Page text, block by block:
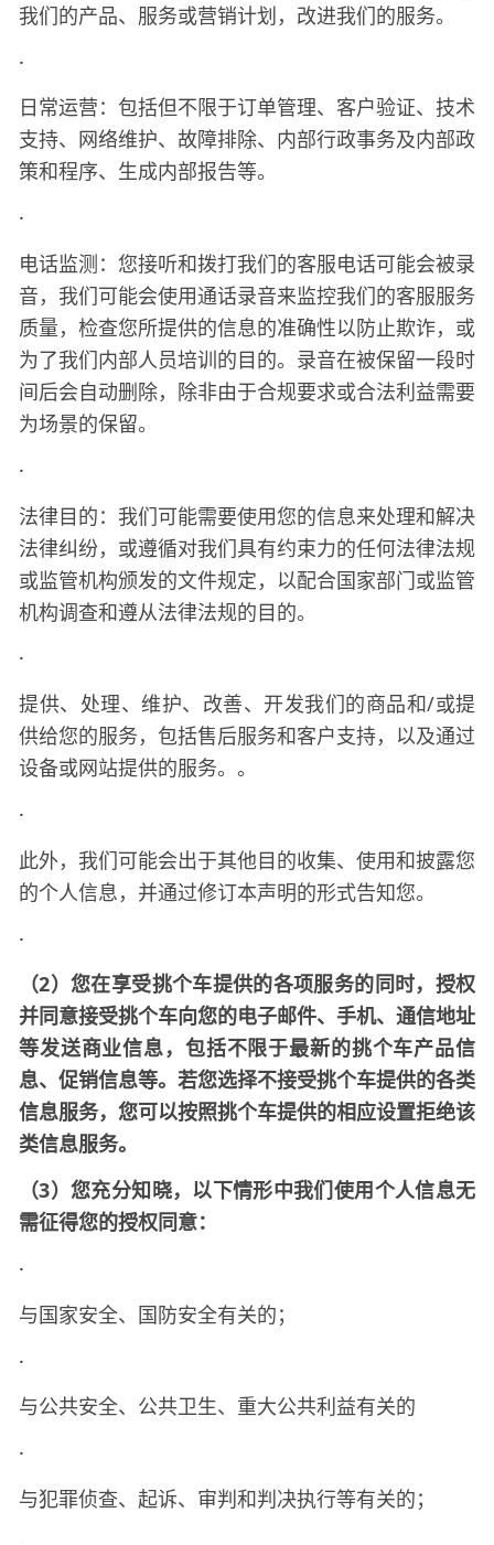
我们的产品、服务或营销计划，改进我们的服务。
·
日常运营：包括但不限于订单管理、客户验证、技术
支持、网络维护、故障排除、内部行政事务及内部政
策和程序、生成内部报告等。
·
电话监测：您接听和拨打我们的客服电话可能会被录
音，我们可能会使用通话录音来监控我们的客服服务
质量，检查您所提供的信息的准确性以防止欺诈，或
为了我们内部人员培训的目的。录音在被保留一段时
间后会自动删除，除非由于合规要求或合法利益需要
为场景的保留。
·
法律目的：我们可能需要使用您的信息来处理和解决
法律纠纷，或遵循对我们具有约束力的任何法律法规
或监管机构颁发的文件规定，以配合国家部门或监管
机构调查和遵从法律法规的目的。
·
提供、处理、维护、改善、开发我们的商品和/或提
供给您的服务，包括售后服务和客户支持，以及通过
设备或网站提供的服务。 。
·
此外，我们可能会出于其他目的收集、使用和披露您
的个人信息，并通过修订本声明的形式告知您。
·
（2）您在享受挑个车提供的各项服务的同时，授权
并同意接受挑个车向您的电子邮件、手机、通信地址
等发送商业信息，包括不限于最新的挑个车产品信
息、促销信息等。若您选择不接受挑个车提供的各类
信息服务，您可以按照挑个车提供的相应设置拒绝该
类信息服务。
（3）您充分知晓，以下情形中我们使用个人信息无
需征得您的授权同意：
·
与国家安全、国防安全有关的；
·
与公共安全、公共卫生、重大公共利益有关的
·
与犯罪侦查、起诉、审判和判决执行等有关的；